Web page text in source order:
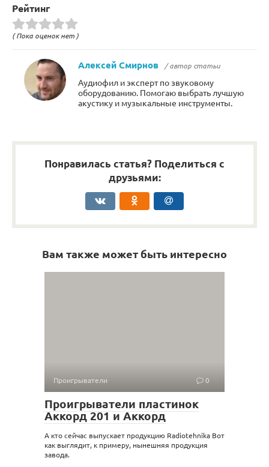
Рейтинг
( Пока оценок нет )
Алексей Смирнов / автор статьи
Аудиофил и эксперт по звуковому
оборудованию. Помогаю выбрать лучшую
акустику и музыкальные инструменты.
Понравилась статья? Поделиться с
друзьями:
Вам также может быть интересно
Проигрыватели 0
Проигрыватели пластинок
Аккорд 201 и Аккорд
А кто сейчас выпускает продукцию Radiotehnika Вот
как выглядит, к примеру, нынешняя продукция
завода.